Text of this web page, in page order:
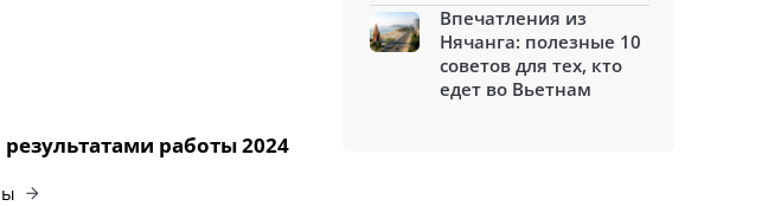
работы 2024
Впечатления из
Нячанга: полезные 10
советов для тех, кто
едет во Вьетнам